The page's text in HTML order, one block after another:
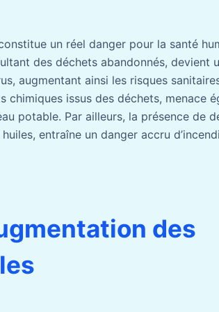
un réel danger pour la santé
des déchets abandonnés, devient
augmentant ainsi les risques
chimiques issus des déchets, menace
potable. Par ailleurs, la présence de
entraîne un danger accru
des